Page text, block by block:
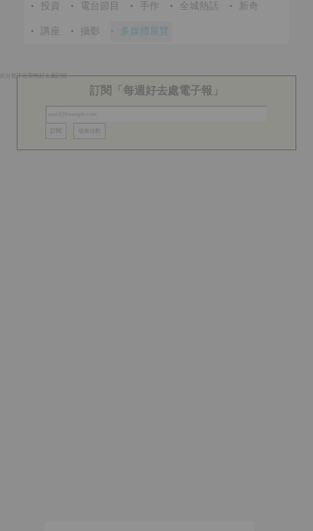
• 投資 • 電台節目 • 手作 • 全城熱話 • 新奇
• 講座 • 攝影 • 多媒體展覽
此分類下近期無好去處記錄
訂閱「每週好去處電子報」